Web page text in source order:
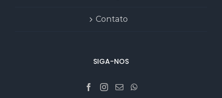
Contato
SIGA-NOS